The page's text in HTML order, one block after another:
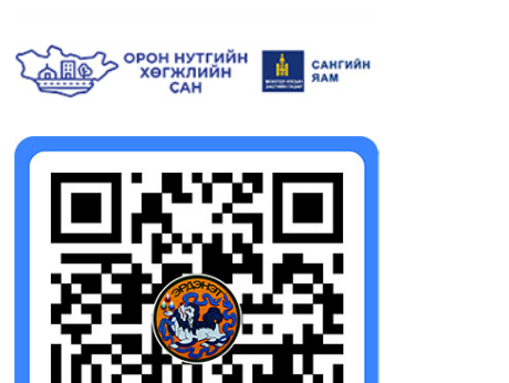
хэрэгжүүлэх арга хэмжээний
төлөвлөгөө
2025-02-21
2025-02-21